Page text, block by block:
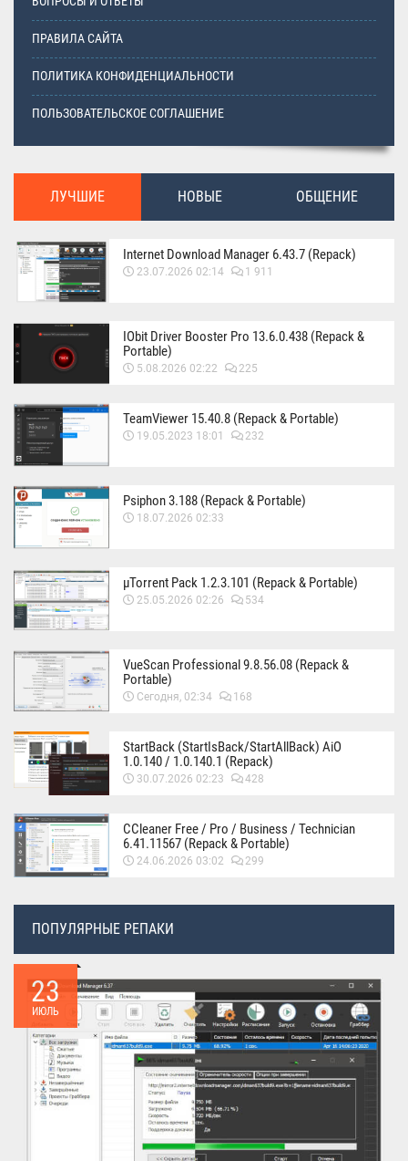
ПРАВИЛА САЙТА
ПОЛИТИКА КОНФИДЕНЦИАЛЬНОСТИ
ПОЛЬЗОВАТЕЛЬСКОЕ СОГЛАШЕНИЕ
ЛУЧШИЕ НОВЫЕ ОБЩЕНИЕ
Internet Download Manager 6.43.7 (Repack)
23.07.2026 02:14 1 911
IObit Driver Booster Pro 13.6.0.438 (Repack &
Portable)
5.08.2026 02:22 225
TeamViewer 15.40.8 (Repack & Portable)
19.05.2023 18:01 232
Psiphon 3.188 (Repack & Portable)
18.07.2026 02:33
µTorrent Pack 1.2.3.101 (Repack & Portable)
25.05.2026 02:26 534
VueScan Professional 9.8.56.08 (Repack &
Portable)
Сегодня, 02:34 168
StartBack (StartIsBack/StartAllBack) AiO
1.0.140 / 1.0.140.1 (Repack)
30.07.2026 02:23 428
CCleaner Free / Pro / Business / Technician
6.41.11567 (Repack & Portable)
24.06.2026 03:02 299
ПОПУЛЯРНЫЕ РЕПАКИ
23
ИЮЛЬ